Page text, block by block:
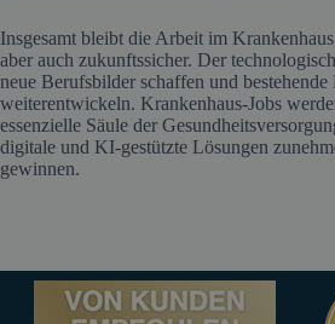
Insgesamt bleibt die Arbeit im
aber auch zukunftssicher. Der
neue Berufsbilder schaffen und bestehende
weiterentwickeln. Krankenhaus-Jobs
essenzielle Säule der
digitale und KI-gestützte Lösungen
gewinnen.